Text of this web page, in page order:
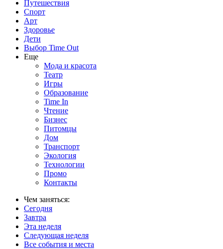
Путешествия
Спорт
Арт
Здоровье
Дети
Выбор Time Out
Еще
Мода и красота
Театр
Игры
Образование
Time In
Чтение
Бизнес
Питомцы
Дом
Транспорт
Экология
Технологии
Промо
Контакты
Чем заняться:
Сегодня
Завтра
Эта неделя
Следующая неделя
Все события и места